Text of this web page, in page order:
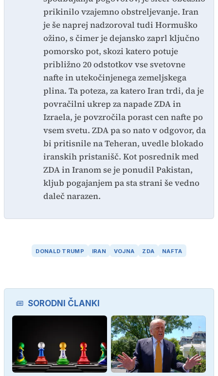
prikinilo vzajemno obstreljevanje. Iran
je še naprej nadzoroval tudi Hormuško
ožino, s čimer je dejansko zaprl ključno
pomorsko pot, skozi katero potuje
približno 20 odstotkov vse svetovne
nafte in utekočinjenega zemeljskega
plina. Ta poteza, za katero Iran trdi, da je
povračilni ukrep za napade ZDA in
Izraela, je povzročila porast cen nafte po
vsem svetu. ZDA pa so nato v odgovor, da
bi pritisnile na Teheran, uvedle blokado
iranskih pristanišč. Kot posrednik med
ZDA in Iranom se je ponudil Pakistan,
kljub pogajanjem pa sta strani še vedno
daleč narazen.
DONALD TRUMP IRAN VOJNA ZDA NAFTA
SORODNI ČLANKI